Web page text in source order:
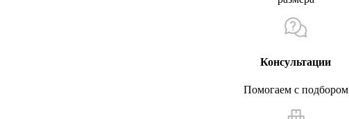
Консультации
Помогаем с подбором